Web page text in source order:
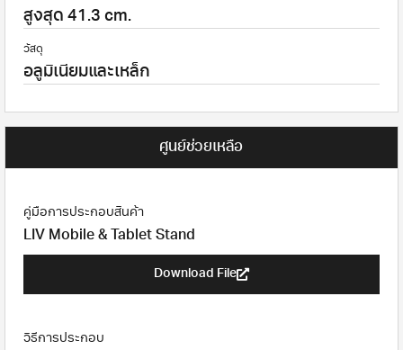
สูงสุด 41.3 cm.
วัสดุ
อลูมิเนียมและเหล็ก
ศูนย์ช่วยเหลือ
คู่มือการประกอบสินค้า
LIV Mobile & Tablet Stand
Download File
วิธีการประกอบ